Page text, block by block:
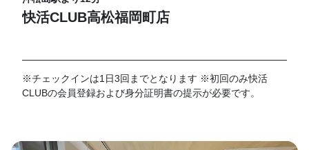
快活CLUB高松福岡町店
※チェックインは1日3回までとなります ※初回のみ快活
CLUBの会員登録および身分証明書の提示が必要です。